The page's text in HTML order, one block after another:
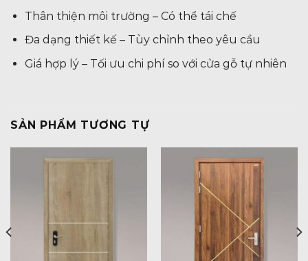
Thân thiện môi trường – Có thể tái chế
Đa dạng thiết kế – Tùy chỉnh theo yêu cầu
Giá hợp lý – Tối ưu chi phí so với cửa gỗ tự nhiên
SẢN PHẨM TƯƠNG TỰ